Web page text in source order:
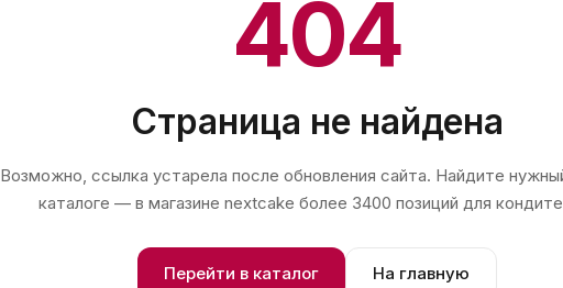
404
Страница не найдена
Возможно, ссылка устарела после обновления сайта. Найдите
каталоге — в магазине nextcake более 3400 позиций для
Перейти в каталог На главную